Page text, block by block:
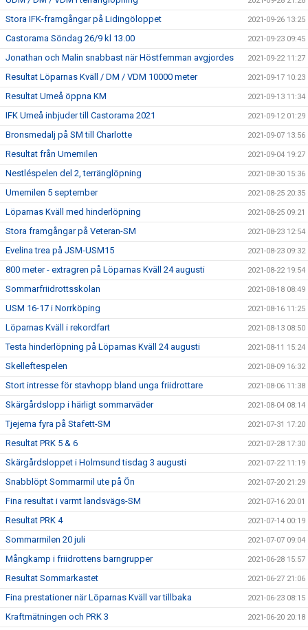
Stora IFK-framgångar på Lidingöloppet 2021-09-26 13:25
Castorama Söndag 26/9 kl 13.00 2021-09-23 09:45
Jonathan och Malin snabbast när Höstfemman avgjordes 2021-09-22 11:27
Resultat Löparnas Kväll / DM / VDM 10000 meter 2021-09-17 10:23
Resultat Umeå öppna KM 2021-09-13 11:34
IFK Umeå inbjuder till Castorama 2021 2021-09-12 01:29
Bronsmedalj på SM till Charlotte 2021-09-07 13:56
Resultat från Umemilen 2021-09-04 19:27
Nestléspelen del 2, terränglöpning 2021-08-30 15:36
Umemilen 5 september 2021-08-25 20:35
Löparnas Kväll med hinderlöpning 2021-08-25 09:21
Stora framgångar på Veteran-SM 2021-08-23 12:54
Evelina trea på JSM-USM15 2021-08-23 09:32
800 meter - extragren på Löparnas Kväll 24 augusti 2021-08-22 19:54
Sommarfriidrottsskolan 2021-08-18 08:49
USM 16-17 i Norrköping 2021-08-16 11:25
Löparnas Kväll i rekordfart 2021-08-13 08:50
Testa hinderlöpning på Löparnas Kväll 24 augusti 2021-08-11 15:24
Skelleftespelen 2021-08-09 16:32
Stort intresse för stavhopp bland unga friidrottare 2021-08-06 11:38
Skärgårdslopp i härligt sommarväder 2021-08-04 08:14
Tjejerna fyra på Stafett-SM 2021-07-31 17:20
Resultat PRK 5 & 6 2021-07-28 17:30
Skärgårdsloppet i Holmsund tisdag 3 augusti 2021-07-22 11:19
Snabblöpt Sommarmil ute på Ön 2021-07-20 21:29
Fina resultat i varmt landsvägs-SM 2021-07-16 20:01
Resultat PRK 4 2021-07-14 00:19
Sommarmilen 20 juli 2021-07-07 09:04
Mångkamp i friidrottens barngrupper 2021-06-28 15:57
Resultat Sommarkastet 2021-06-27 21:06
Fina prestationer när Löparnas Kväll var tillbaka 2021-06-23 08:15
Kraftmätningen och PRK 3 2021-06-20 20:18